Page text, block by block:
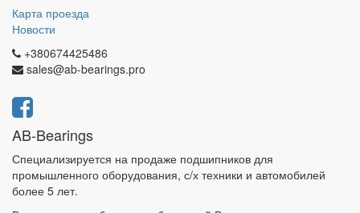
Карта проезда
Новости
+380674425486
sales@ab-bearings.pro
AB-Bearings
Специализируется на продаже подшипников для
промышленного оборудования, с/х техники и автомобилей
более 5 лет.